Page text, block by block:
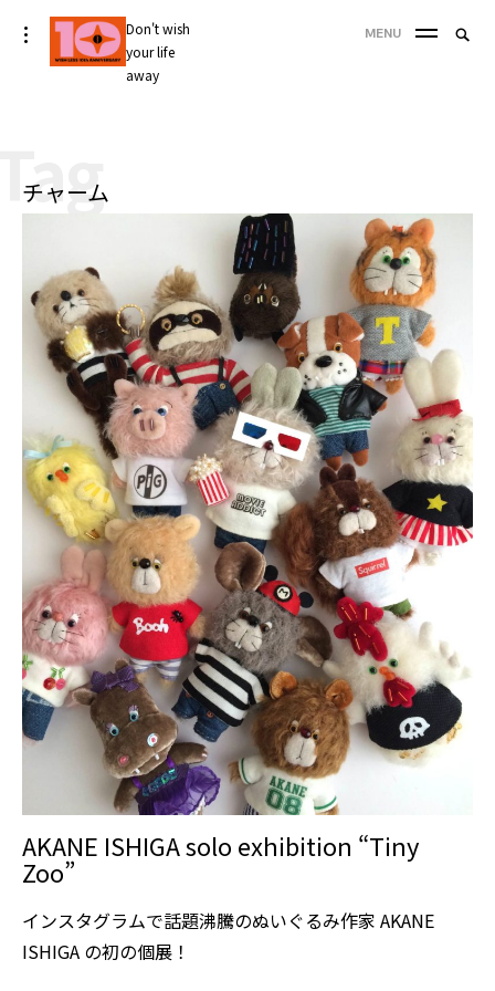
Skip
to
Don't wish
your life
away
toggle
open/close
sidebar
MENU
チャーム
AKANE ISHIGA solo exhibition “Tiny
Zoo”
インスタグラムで話題沸騰のぬいぐるみ作家 AKANE
ISHIGA の初の個展！